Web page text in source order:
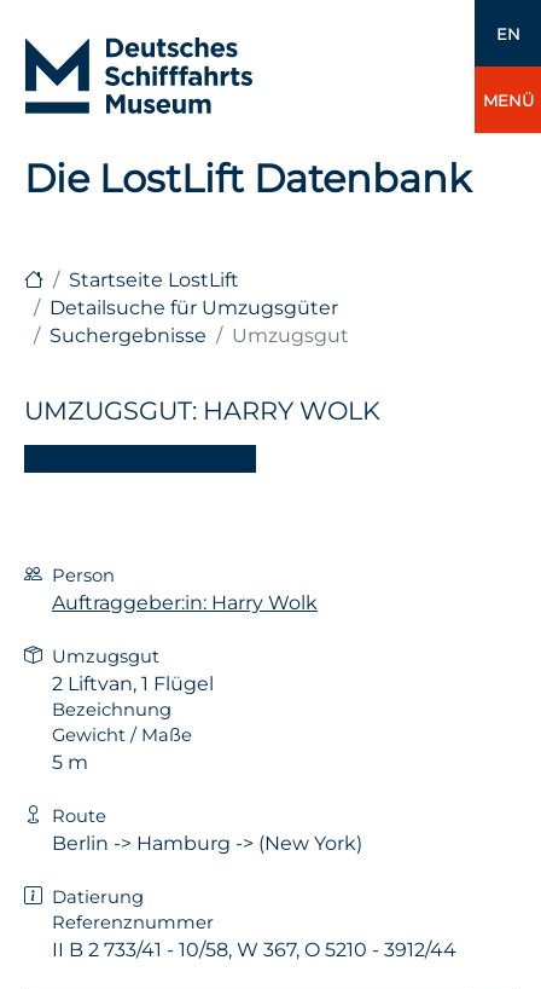
EN
MENÜ
Die LostLift Datenbank
Startseite LostLift
Detailsuche für Umzugsgüter
Suchergebnisse
Umzugsgut
UMZUGSGUT: HARRY WOLK
Person
Auftraggeber:in: Harry Wolk
Umzugsgut
2 Liftvan, 1 Flügel
Bezeichnung
Gewicht / Maße
5 m
Route
Berlin -> Hamburg -> (New York)
Datierung
Referenznummer
II B 2 733/41 - 10/58, W 367, O 5210 - 3912/44